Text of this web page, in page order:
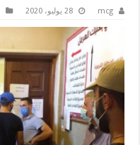
mcg 28 يوليو، 2020